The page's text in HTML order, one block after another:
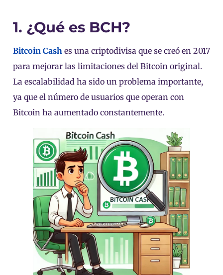
1. ¿Qué es BCH?
Bitcoin Cash es una criptodivisa que se creó en 2017
para mejorar las limitaciones del Bitcoin original.
La escalabilidad ha sido un problema importante,
ya que el número de usuarios que operan con
Bitcoin ha aumentado constantemente.